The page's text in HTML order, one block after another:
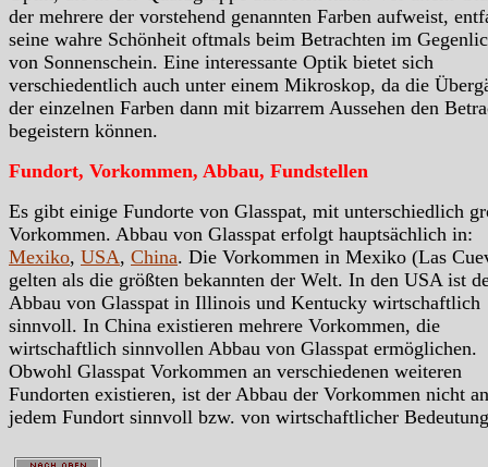
der mehrere der vorstehend genannten Farben aufweist,
seine wahre Schönheit oftmals beim Betrachten im
von Sonnenschein. Eine interessante Optik bietet sich
verschiedentlich auch unter einem Mikroskop, da die
der einzelnen Farben dann mit bizarrem Aussehen den
begeistern können.
Fundort, Vorkommen, Abbau, Fundstellen
Es gibt einige Fundorte von Glasspat, mit unterschiedlich
Vorkommen. Abbau von Glasspat erfolgt hauptsächlich in:
Mexiko, USA, China. Die Vorkommen in Mexiko (Las
gelten als die größten bekannten der Welt. In den USA ist
Abbau von Glasspat in Illinois und Kentucky wirtschaftlich
sinnvoll. In China existieren mehrere Vorkommen, die
wirtschaftlich sinnvollen Abbau von Glasspat ermöglichen.
Obwohl Glasspat Vorkommen an verschiedenen weiteren
Fundorten existieren, ist der Abbau der Vorkommen nicht an
jedem Fundort sinnvoll bzw. von wirtschaftlicher